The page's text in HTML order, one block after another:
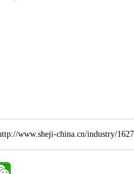
www.sheji-china.cn/industry/